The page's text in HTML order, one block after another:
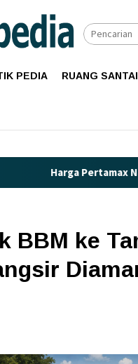
PEDIA RUANG SANTAI
Pertamax Naik, Akankah
BBM ke